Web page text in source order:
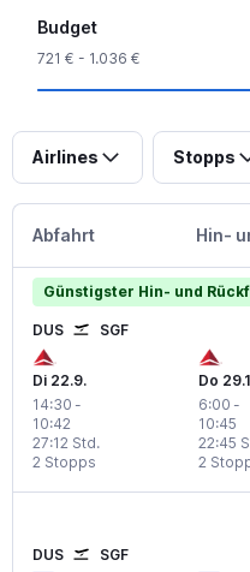
Budget
721 € - 1.036 €
Airlines Stopps
Abfahrt Hin-
Günstigster Hin- und
DUS SGF
Di 22.9.
14:30 -
10:42
2 Stopps
27:12 Std.
Do
6:00 -
10:45
2
22:45
DUS SGF